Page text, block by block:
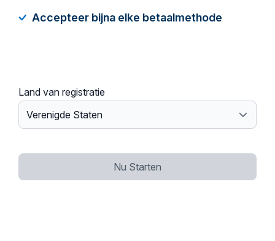
Accepteer bijna elke betaalmethode
Land van registratie
Nu Starten